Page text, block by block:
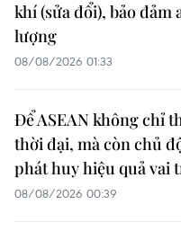
khí (sửa đổi), bảo đảm
lượng
08/08/2026 01:33
Để ASEAN không chỉ
thời đại, mà còn chủ
phát huy hiệu quả vai
08/08/2026 00:39